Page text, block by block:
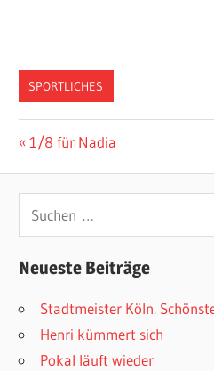
SPORTLICHES
Beitragsnavigation
Vorheriger
1/8 für Nadia
Suchen
nach:
Neueste Beiträge
Stadtmeister Köln.
Henri kümmert sich
Pokal läuft wieder